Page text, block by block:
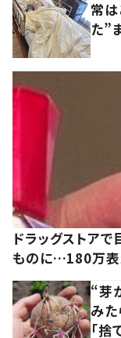
常
た”
ドラッグストア
ものに…180万表示
“芽
み
「捨